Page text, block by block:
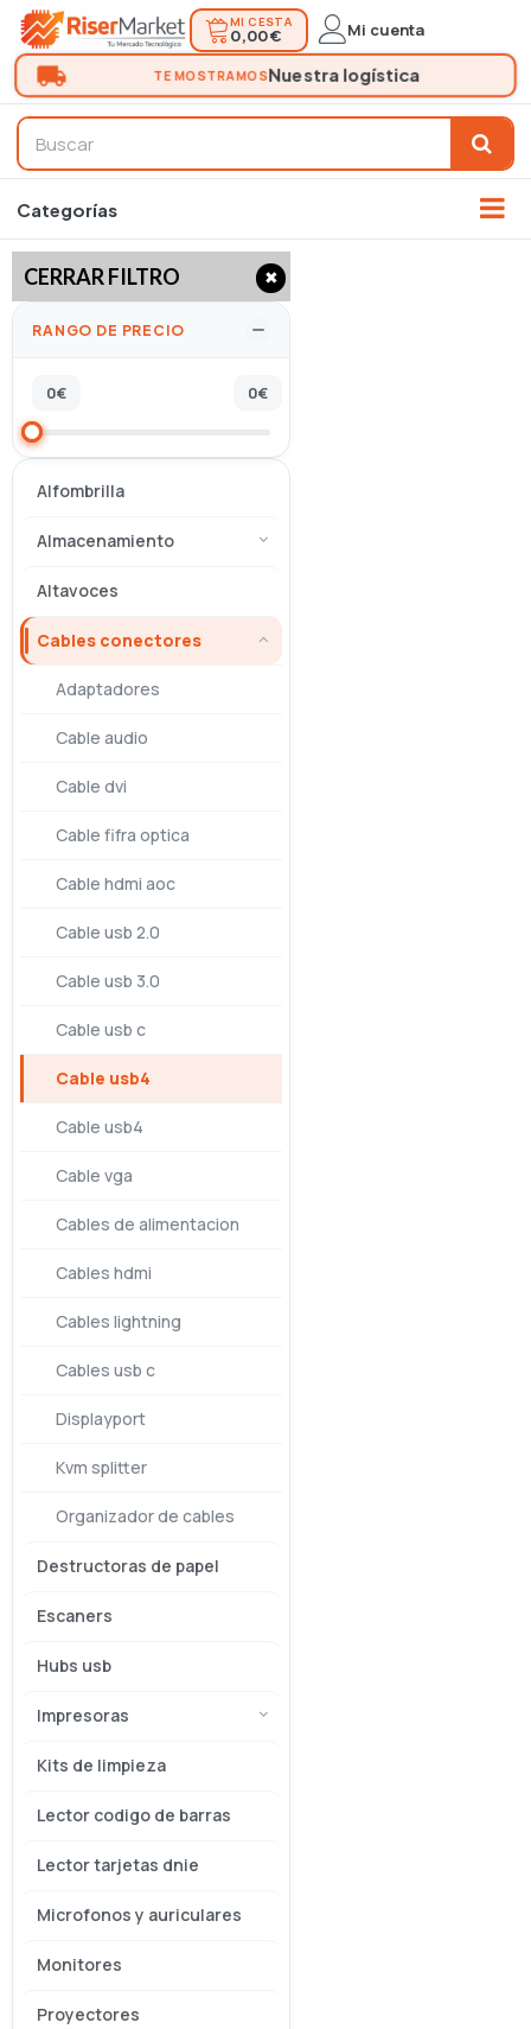
MI CESTA
0,00 € Mi cuenta
Alfombrilla
Almacenamiento
Altavoces
Cables conectores
Adaptadores
Cable audio
Cable dvi
Cable fifra optica
Cable hdmi aoc
Cable usb 2.0
Cable usb 3.0
Cable usb c
Cable usb4
Cable usb4
Cable vga
Cables de alimentacion
Cables hdmi
Cables lightning
Cables usb c
Displayport
Kvm splitter
Organizador de cables
Destructoras de papel
Escaners
Hubs usb
Impresoras
Kits de limpieza
Lector codigo de barras
Lector tarjetas dnie
Microfonos y auriculares
Monitores
Proyectores
CERRAR FILTRO ✖
RANGO DE PRECIO
0€ 0€